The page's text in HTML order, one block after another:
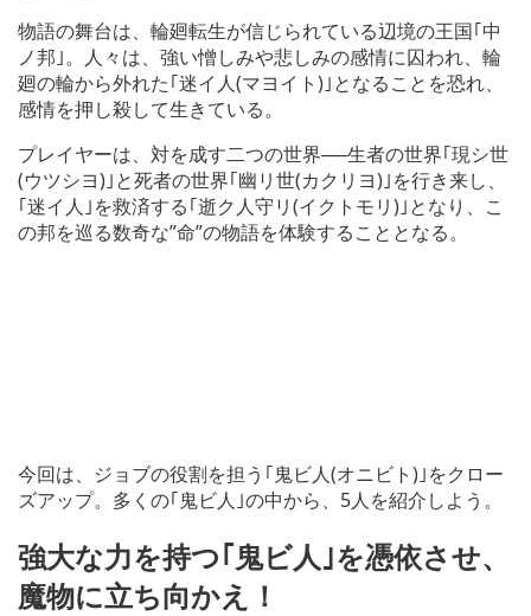
物語の舞台は、輪廻転生が信じられている辺境の王国｢中
ノ邦｣。人々は、強い憎しみや悲しみの感情に囚われ、輪
廻の輪から外れた｢迷イ人(マヨイト)｣となることを恐れ、
感情を押し殺して生きている。
プレイヤーは、対を成す二つの世界──生者の世界｢現シ世
(ウツシヨ)｣と死者の世界｢幽リ世(カクリヨ)｣を行き来し、
｢迷イ人｣を救済する｢逝ク人守リ(イクトモリ)｣となり、こ
の邦を巡る数奇な”命”の物語を体験することとなる。
今回は、ジョブの役割を担う｢鬼ビ人(オニビト)｣をクロー
ズアップ。多くの｢鬼ビ人｣の中から、5人を紹介しよう。
強大な力を持つ｢鬼ビ人｣を憑依させ、
魔物に立ち向かえ！